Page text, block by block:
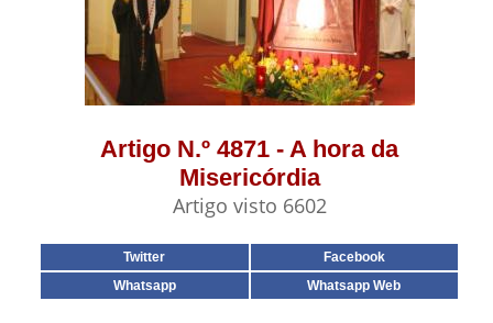
Artigo N.º 4871 - A hora da
Misericórdia
Artigo visto 6602
Twitter
Facebook
Whatsapp
Whatsapp Web